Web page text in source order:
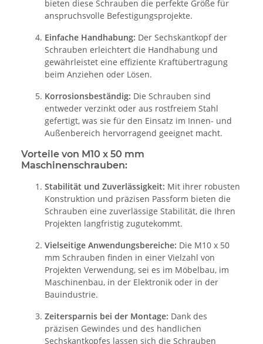
bieten diese Schrauben die perfekte Größe für
anspruchsvolle Befestigungsprojekte.
Einfache Handhabung: Der Sechskantkopf der
Schrauben erleichtert die Handhabung und
gewährleistet eine effiziente Kraftübertragung
beim Anziehen oder Lösen.
Korrosionsbeständig: Die Schrauben sind
entweder verzinkt oder aus rostfreiem Stahl
gefertigt, was sie für den Einsatz im Innen- und
Außenbereich hervorragend geeignet macht.
Vorteile von M10 x 50 mm
Maschinenschrauben:
Stabilität und Zuverlässigkeit: Mit ihrer robusten
Konstruktion und präzisen Passform bieten die
Schrauben eine zuverlässige Stabilität, die Ihren
Projekten langfristig zugutekommt.
Vielseitige Anwendungsbereiche: Die M10 x 50
mm Schrauben finden in einer Vielzahl von
Projekten Verwendung, sei es im Möbelbau, im
Maschinenbau, in der Elektronik oder in der
Bauindustrie.
Zeitersparnis bei der Montage: Dank des
präzisen Gewindes und des handlichen
Sechskantkopfes lassen sich die Schrauben